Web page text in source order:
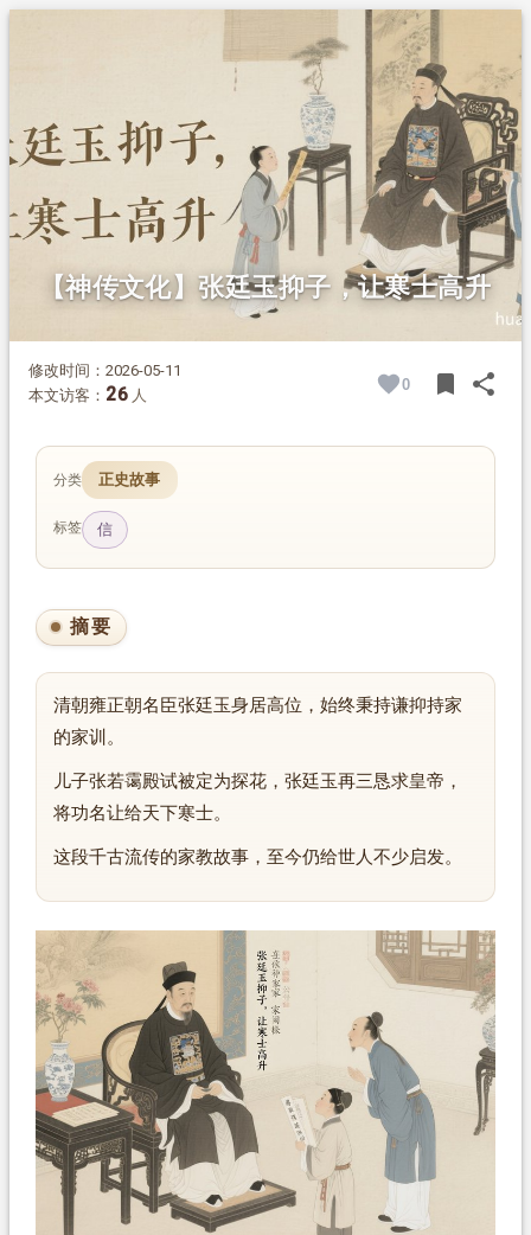
2.3.清代科举的名次差别
2.4.君从其请，表彰美德
谦慎传家，久盛不衰
【神传文化】张廷玉抑子，让寒士高升
修改时间：2026-05-11
本文访客： 26 人
0 bookmark share
分类 正史故事
标签 信
摘要
清朝雍正朝名臣张廷玉身居高位，始终秉持谦抑持家
的家训。
儿子张若霭殿试被定为探花，张廷玉再三恳求皇帝，
将功名让给天下寒士。
这段千古流传的家教故事，至今仍给世人不少启发。